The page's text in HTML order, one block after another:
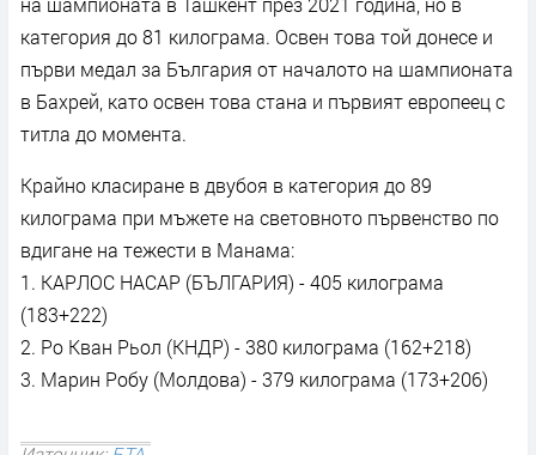
категория до 81 килограма. Освен това той донесе и
първи медал за България от началото на шампионата
в Бахрей, като освен това стана и първият европеец с
титла до момента.
Крайно класиране в двубоя в категория до 89
килограма при мъжете на световното първенство по
вдигане на тежести в Манама:
1. КАРЛОС НАСАР (БЪЛГАРИЯ) - 405 килограма
(183+222)
2. Ро Кван Рьол (КНДР) - 380 килограма (162+218)
3. Марин Робу (Молдова) - 379 килограма (173+206)